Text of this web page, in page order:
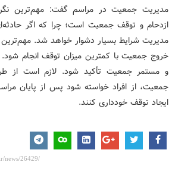
مدیریت جمعیت در مراسم گفت: مهم‌ترین
ازدحام و توقف جمعیت است؛ چرا که اگر
مدیریت شرایط بسیار دشوار خواهد شد.
خروج جمعیت با کمترین میزان توقف انجام شود.
و مستمر جمعیت تأکید شود. لازم است از
جمعیت، از افراد خواسته شود پس از پایان
ایجاد توقف خودداری کنند.